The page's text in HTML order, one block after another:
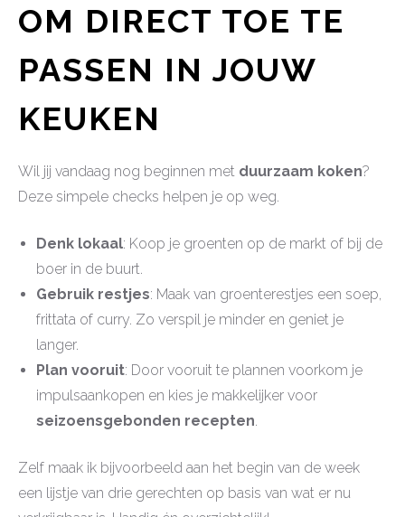
OM DIRECT TOE TE
PASSEN IN JOUW
KEUKEN
Wil jij vandaag nog beginnen met duurzaam koken?
Deze simpele checks helpen je op weg.
Denk lokaal: Koop je groenten op de markt of bij de
boer in de buurt.
Gebruik restjes: Maak van groenterestjes een soep,
frittata of curry. Zo verspil je minder en geniet je
langer.
Plan vooruit: Door vooruit te plannen voorkom je
impulsaankopen en kies je makkelijker voor
seizoensgebonden recepten.
Zelf maak ik bijvoorbeeld aan het begin van de week
een lijstje van drie gerechten op basis van wat er nu